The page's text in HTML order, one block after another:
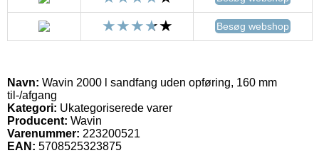
Besøg webshop
Navn: Wavin 2000 l sandfang uden opføring, 160 mm
til-/afgang
Kategori: Ukategoriserede varer
Producent: Wavin
Varenummer: 223200521
EAN: 5708525323875